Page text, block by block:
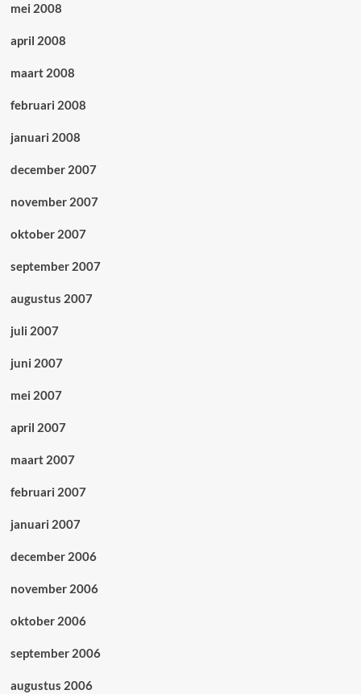
mei 2008
april 2008
maart 2008
februari 2008
januari 2008
december 2007
november 2007
oktober 2007
september 2007
augustus 2007
juli 2007
juni 2007
mei 2007
april 2007
maart 2007
februari 2007
januari 2007
december 2006
november 2006
oktober 2006
september 2006
augustus 2006